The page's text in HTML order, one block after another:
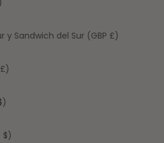
y Sandwich del Sur (GBP £)
$)